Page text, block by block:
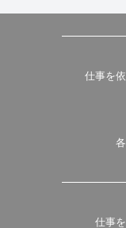
仕事を
仕事